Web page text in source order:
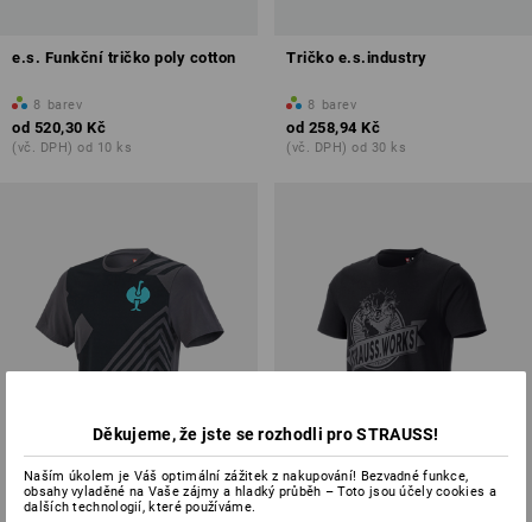
e.s. Funkční tričko poly cotton
8 barev
od 520,30 Kč
(vč. DPH) od 10 ks
Tričko e.s.industry
8 barev
od 258,94 Kč
(vč. DPH) od 30 ks
Děkujeme, že jste se rozhodli pro STRAUSS!
Naším úkolem je Váš optimální zážitek z nakupování! Bezvadné funkce,
obsahy vyladěné na Vaše zájmy a hladký průběh – Toto jsou účely cookies a
dalších technologií, které používáme.